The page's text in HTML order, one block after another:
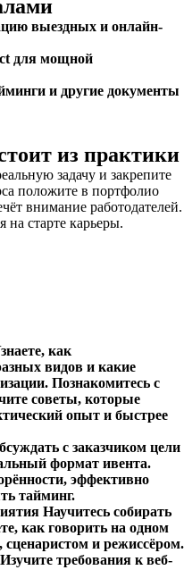
выездных и онлайн-
для мощной
и другие документы
из практики
задачу и закрепите
положите в портфолио
внимание работодателей.
на старте карьеры.
как
видов и какие
Познакомитесь с
советы, которые
опыт и быстрее
с заказчиком цели
формат ивента.
эффективно
тайминг.
Научитесь собирать
как говорить на одном
и режиссёром.
Изучите требования к веб-